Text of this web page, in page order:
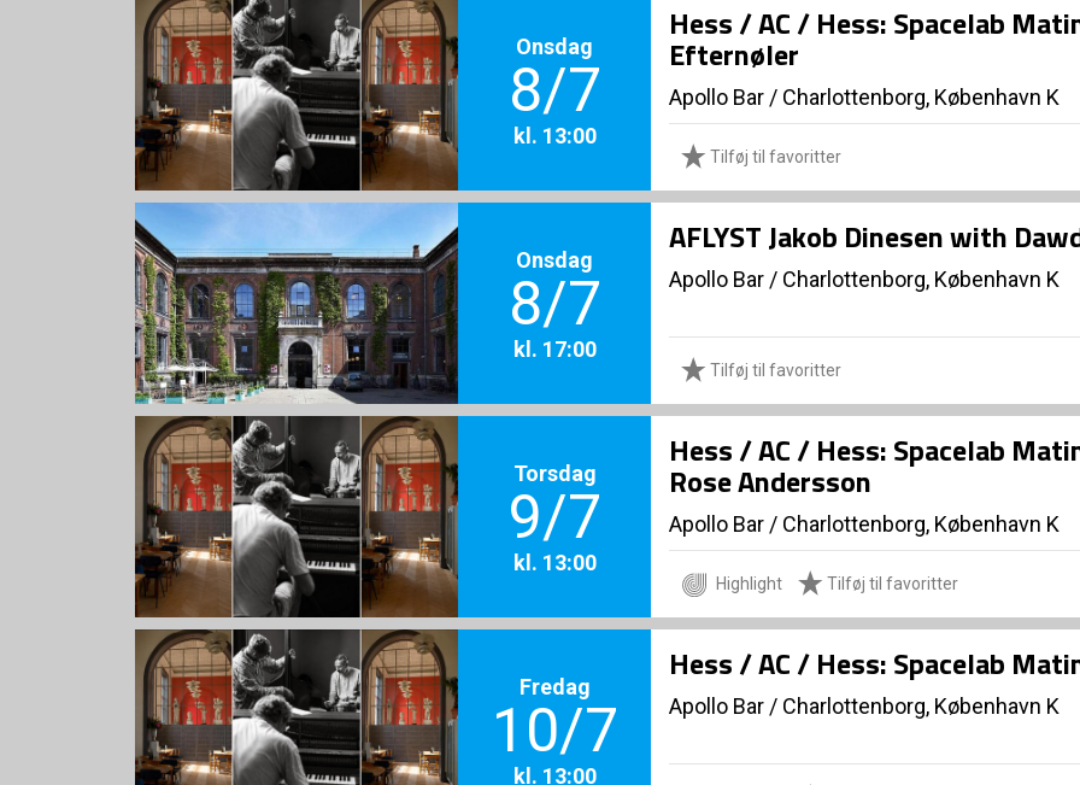
Onsdag
8/7
kl. 13:00
Hess / AC / Hess: Spacelab
Efternøler
Apollo Bar / Charlottenborg, København K
Tilføj til favoritter
Onsdag
8/7
kl. 17:00
AFLYST Jakob Dinesen with
Apollo Bar / Charlottenborg, København K
Tilføj til favoritter
Torsdag
9/7
kl. 13:00
Hess / AC / Hess: Spacelab
Rose Andersson
Apollo Bar / Charlottenborg, København K
Highlight Tilføj til favoritter
Fredag
10/7
kl. 13:00
Hess / AC / Hess: Spacelab
Apollo Bar / Charlottenborg, København K